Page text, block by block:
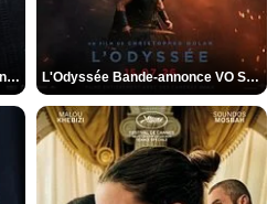
Spider-Man: Brand New Day Bande-annonce VO STFR L'Odyssée Bande-annonce VO STFR